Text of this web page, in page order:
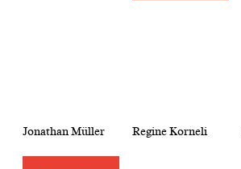
Jonathan Müller Regine Korneli